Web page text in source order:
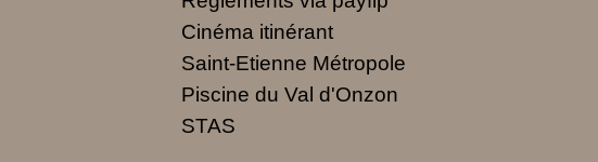
Cinéma itinérant
Saint-Etienne Métropole
Piscine du Val d'Onzon
STAS